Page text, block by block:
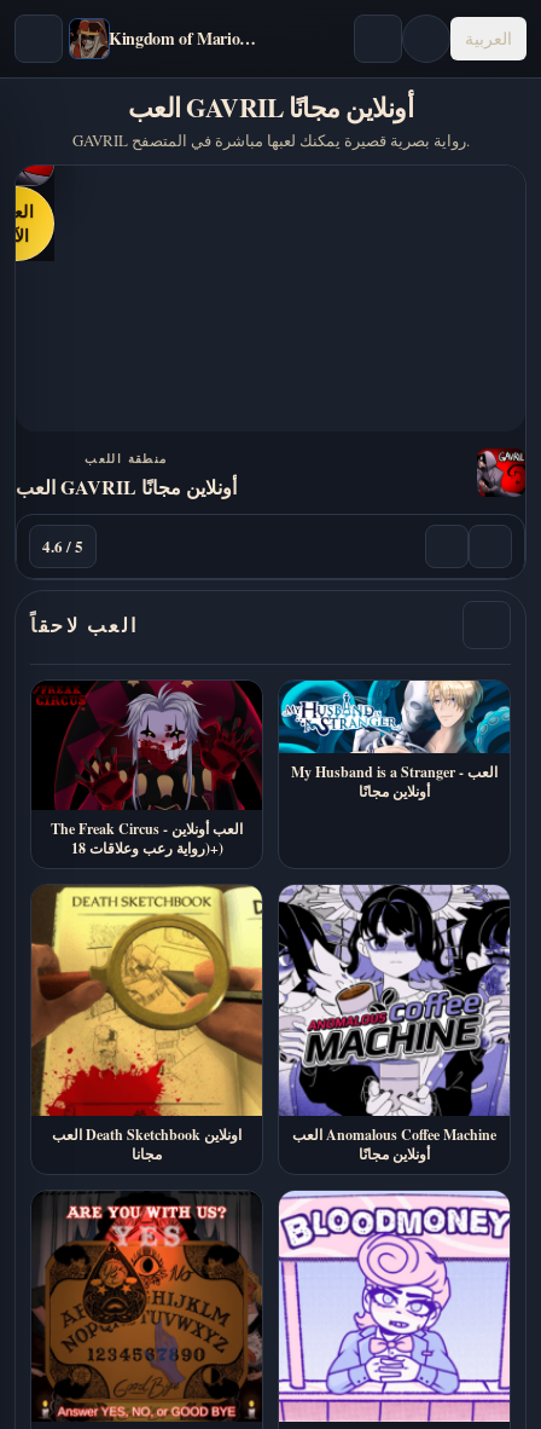
Kingdom of Marionettes العربية
العب GAVRIL أونلاين مجانًا
GAVRIL رواية بصرية قصيرة يمكنك لعبها مباشرة في المتصفح.
الآن
منطقة اللعب
العب GAVRIL أونلاين مجانًا
4.6 / 5
العب لاحقاً
The Freak Circus - العب أونلاين
(رواية رعب وعلاقات 18+)
My Husband is a Stranger - العب
أونلاين مجانًا
العب Death Sketchbook اونلاين
مجانا
العب Anomalous Coffee Machine
أونلاين مجانًا